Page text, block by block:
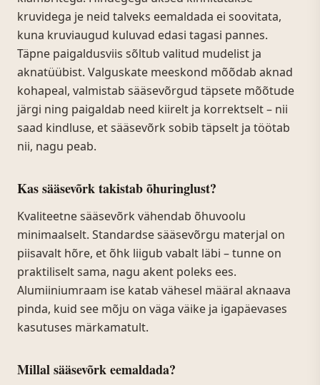
kruvidega je neid talveks eemaldada ei soovitata,
kuna kruviaugud kuluvad edasi tagasi pannes.
Täpne paigaldusviis sõltub valitud mudelist ja
aknatüübist. Valguskate meeskond mõõdab aknad
kohapeal, valmistab sääsevõrgud täpsete mõõtude
järgi ning paigaldab need kiirelt ja korrektselt – nii
saad kindluse, et sääsevõrk sobib täpselt ja töötab
nii, nagu peab.
Kas sääsevõrk takistab õhuringlust?
Kvaliteetne sääsevõrk vähendab õhuvoolu
minimaalselt. Standardse sääsevõrgu materjal on
piisavalt hõre, et õhk liigub vabalt läbi – tunne on
praktiliselt sama, nagu akent poleks ees.
Alumiiniumraam ise katab vähesel määral aknaava
pinda, kuid see mõju on väga väike ja igapäevases
kasutuses märkamatult.
Millal sääsevõrk eemaldada?